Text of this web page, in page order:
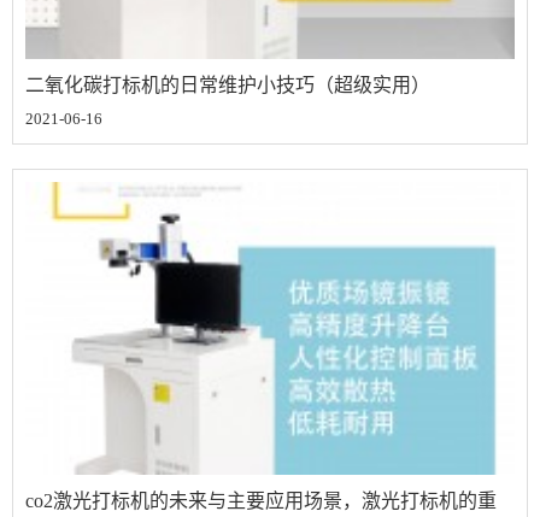
二氧化碳打标机的日常维护小技巧（超级实用）
2021-06-16
co2激光打标机的未来与主要应用场景，激光打标机的重